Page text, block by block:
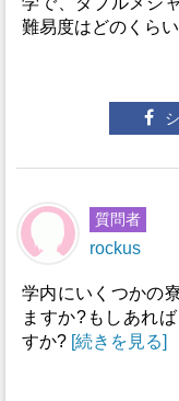
難易度はどのくら
質問者
rockus
学内にいくつかの
ますか?もしあれ
すか? [続きを見る]